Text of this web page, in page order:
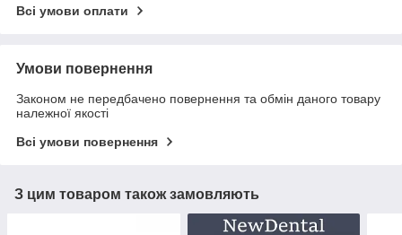
Всі умови оплати
Умови повернення
Законом не передбачено повернення та обмін даного товару
належної якості
Всі умови повернення
З цим товаром також замовляють